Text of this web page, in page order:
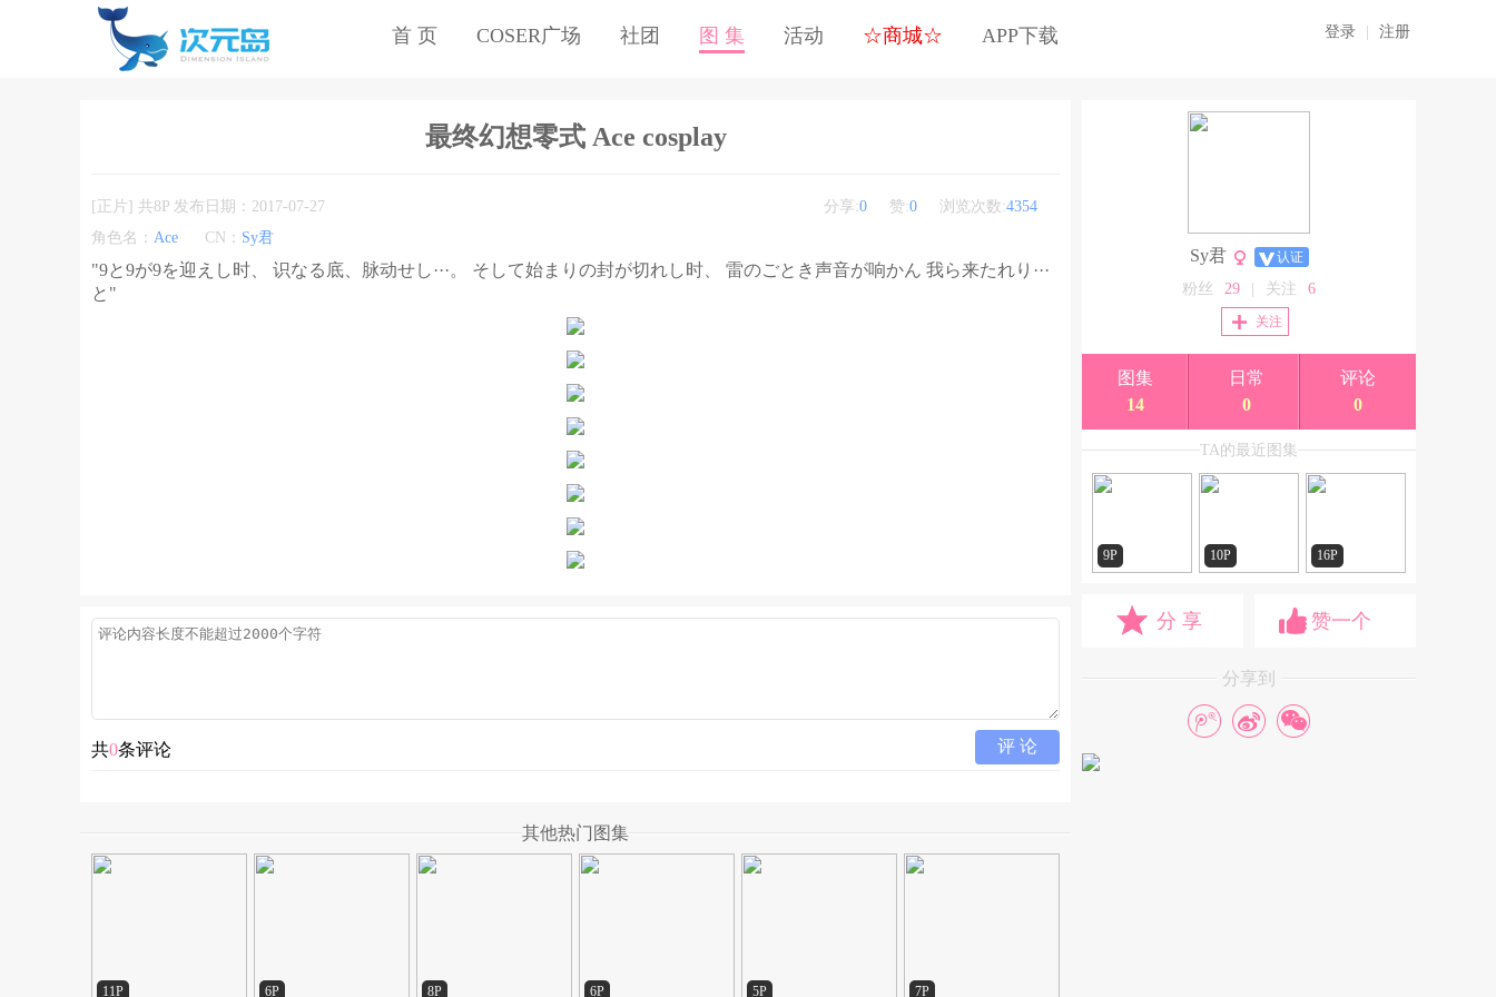
首 页 COSER广场 社团 图 集 活动 ☆商城☆ APP下载 登录 注册
最终幻想零式 Ace cosplay
[正片] 共8P 发布日期：2017-07-27 浏览次数:4354
赞:0
分享:0
角色名： Ace CN： Sy君
"9と9が9を迎えし时、 识なる底、脉动せし···。 そして始まりの封が切れし时、 雷のごとき声音が响かん 我ら来たれり···
と"
评 论
共0条评论
其他热门图集
11P 6P 8P 6P 5P 7P
Sy君 认证
粉丝 29 关注 6
关注
图集
14
日常
0
评论
0
TA的最近图集
9P 10P 16P
分 享 赞一个
分享到